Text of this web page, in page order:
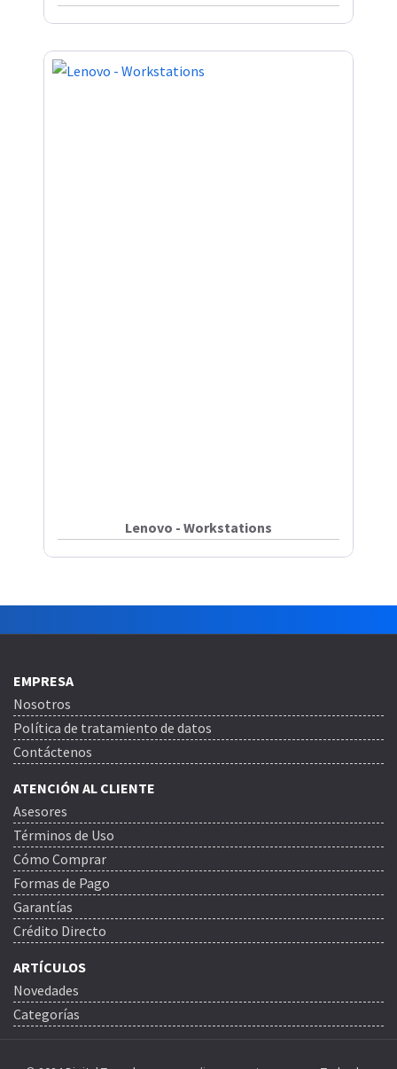
Lenovo - Workstations
EMPRESA
Nosotros
Política de tratamiento de datos
Contáctenos
ATENCIÓN AL CLIENTE
Asesores
Términos de Uso
Cómo Comprar
Formas de Pago
Garantías
Crédito Directo
ARTÍCULOS
Novedades
Categorías